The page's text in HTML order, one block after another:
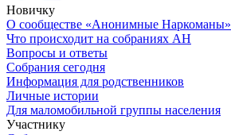
Новичку
О сообществе «Анонимные Наркоманы»
Что происходит на собраниях АН
Вопросы и ответы
Собрания сегодня
Информация для родственников
Личные истории
Для маломобильной группы населения
Участнику